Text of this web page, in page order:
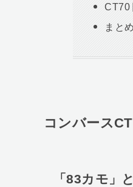
CT70
まとめ
コンバース
「83カモ」